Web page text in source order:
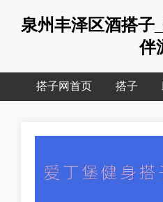
泉州丰泽区酒搭子
伴
搭子网首页 搭子